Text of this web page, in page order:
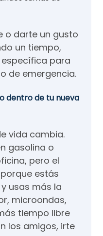
o darte un gusto
un tiempo,
para
de emergencia.
dentro de tu nueva
vida cambia.
gasolina o
pero el
estás
usas más la
microondas,
tiempo libre
los amigos, irte